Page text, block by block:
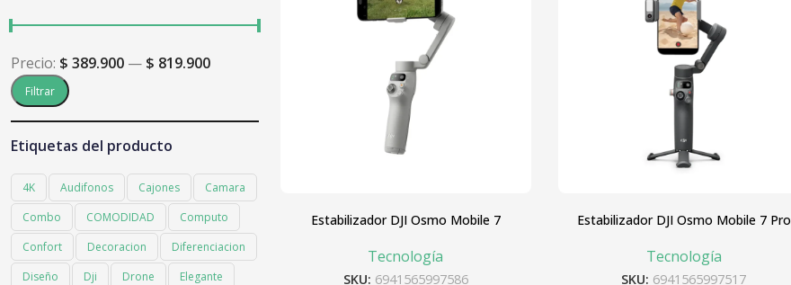
Filtrar
Precio: $ 389.900 — $ 819.900
Etiquetas del producto
4K Audifonos Cajones
Camara
Combo
COMODIDAD
Computo
Confort
Decoracion
Diferenciacion
Diseño
Dji Drone
Elegante
Estabilizador DJI Osmo Mobile 7
Tecnología
SKU: 6941565997586
Estabilizador DJI Osmo Mobile 7 Pro
Tecnología
SKU: 6941565997517